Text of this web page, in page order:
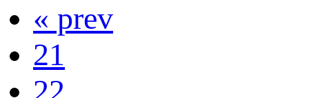
« prev
21